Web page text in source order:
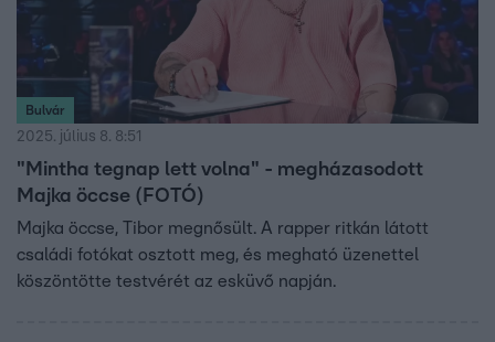
Bulvár
2025. július 8. 8:51
"Mintha tegnap lett volna" - megházasodott
Majka öccse (FOTÓ)
Majka öccse, Tibor megnősült. A rapper ritkán látott
családi fotókat osztott meg, és megható üzenettel
köszöntötte testvérét az esküvő napján.